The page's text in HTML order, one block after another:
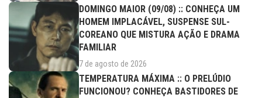
DOMINGO MAIOR (09/08) :: CONHEÇA UM
HOMEM IMPLACÁVEL, SUSPENSE SUL-
COREANO QUE MISTURA AÇÃO E DRAMA
FAMILIAR
7 de agosto de 2026
TEMPERATURA MÁXIMA :: O PRELÚDIO
FUNCIONOU? CONHEÇA BASTIDORES DE